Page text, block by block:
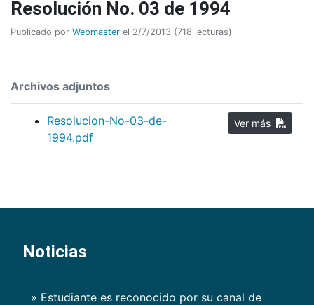
Resolución No. 03 de 1994
Publicado por Webmaster el 2/7/2013 (718 lecturas)
Archivos adjuntos
Resolucion-No-03-de-
1994.pdf
Noticias
» Estudiante es reconocido por su canal de